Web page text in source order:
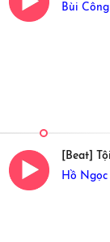
Bùi
[Beat]
Hồ Ngọc